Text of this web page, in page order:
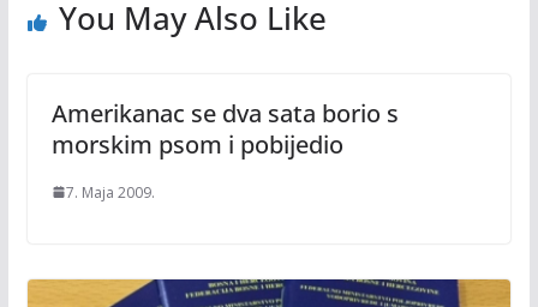
You May Also Like
Amerikanac se dva sata borio s
morskim psom i pobijedio
7. Maja 2009.